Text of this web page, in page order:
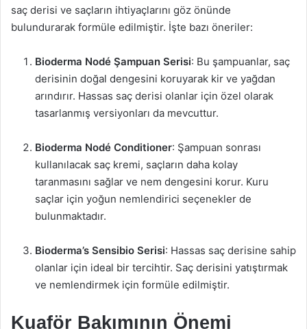
saç derisi ve saçların ihtiyaçlarını göz önünde
bulundurarak formüle edilmiştir. İşte bazı öneriler:
Bioderma Nodé Şampuan Serisi: Bu şampuanlar, saç
derisinin doğal dengesini koruyarak kir ve yağdan
arındırır. Hassas saç derisi olanlar için özel olarak
tasarlanmış versiyonları da mevcuttur.
Bioderma Nodé Conditioner: Şampuan sonrası
kullanılacak saç kremi, saçların daha kolay
taranmasını sağlar ve nem dengesini korur. Kuru
saçlar için yoğun nemlendirici seçenekler de
bulunmaktadır.
Bioderma’s Sensibio Serisi: Hassas saç derisine sahip
olanlar için ideal bir tercihtir. Saç derisini yatıştırmak
ve nemlendirmek için formüle edilmiştir.
Kuaför Bakımının Önemi